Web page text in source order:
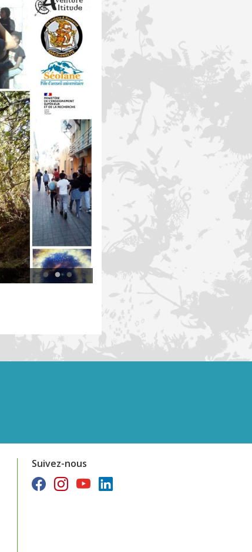
Suivez-nous